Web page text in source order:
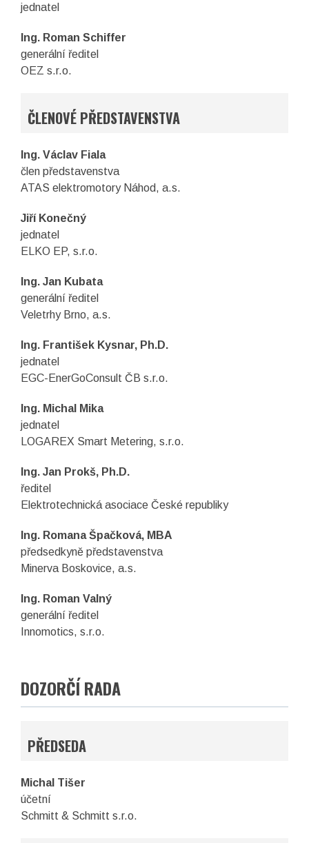
jednatel
Ing. Roman Schiffer
generální ředitel
OEZ s.r.o.
ČLENOVÉ PŘEDSTAVENSTVA
Ing. Václav Fiala
člen představenstva
ATAS elektromotory Náhod, a.s.
Jiří Konečný
jednatel
ELKO EP, s.r.o.
Ing. Jan Kubata
generální ředitel
Veletrhy Brno, a.s.
Ing. František Kysnar, Ph.D.
jednatel
EGC-EnerGoConsult ČB s.r.o.
Ing. Michal Mika
jednatel
LOGAREX Smart Metering, s.r.o.
Ing. Jan Prokš, Ph.D.
ředitel
Elektrotechnická asociace České republiky
Ing. Romana Špačková, MBA
předsedkyně představenstva
Minerva Boskovice, a.s.
Ing. Roman Valný
generální ředitel
Innomotics, s.r.o.
DOZORČÍ RADA
PŘEDSEDA
Michal Tišer
účetní
Schmitt & Schmitt s.r.o.